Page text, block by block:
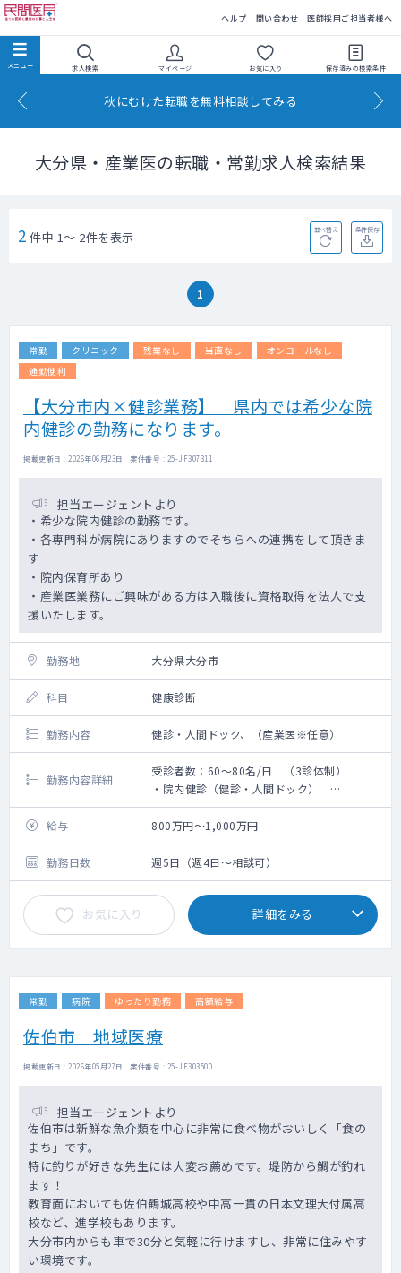
ヘルプ 問い合わせ 医師採用ご担当者様へ
求人検索 マイページ お気に入り 保存済みの検索条件
秋にむけた転職を無料相談してみる
大分県・産業医の転職・常勤求人検索結果
2 件中 1～ 2件を表示 並べ替え 条件保存
1
常勤 クリニック 残業なし 当直なし
オンコールなし
通勤便利
【大分市内×健診業務】 県内では希少な院
内健診の勤務になります。
掲載更新日 : 2026年06月23日 案件番号 : 25-JF307311
担当エージェントより
・希少な院内健診の勤務です。
・各専門科が病院にありますのでそちらへの連携をして頂きま
す
・院内保育所あり
・産業医業務にご興味がある方は入職後に資格取得を法人で支
援いたします。
勤務地 大分県大分市
科目 健康診断
勤務内容 健診・人間ドック、（産業医※任意）
勤務内容詳細
受診者数：60～80名/日 （3診体制）
・院内健診（健診・人間ドック）
・産業医（任意）
給与
800万円～1,000万円
勤務日数 週5日（週4日～相談可）
お気に入り 詳細をみる
常勤 病院 ゆったり勤務 高額給与
佐伯市 地域医療
掲載更新日 : 2026年05月27日 案件番号 : 25-JF303500
担当エージェントより
佐伯市は新鮮な魚介類を中心に非常に食べ物がおいしく「食の
まち」です。
特に釣りが好きな先生には大変お薦めです。堤防から鯛が釣れ
ます！
教育面においても佐伯鶴城高校や中高一貫の日本文理大付属高
校など、進学校もあります。
大分市内からも車で30分と気軽に行けますし、非常に住みやす
い環境です。